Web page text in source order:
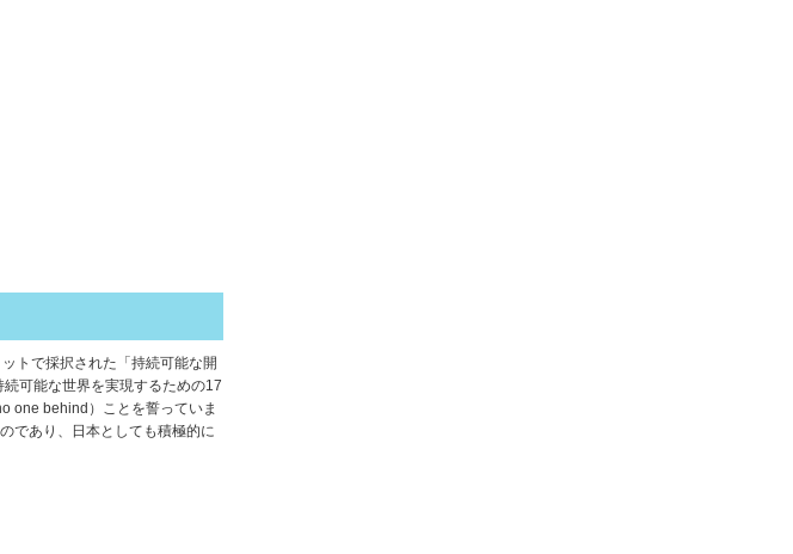
トで採択された「持続可能な開
可能な世界を実現するための17
one behind）ことを誓っていま
であり、日本としても積極的に